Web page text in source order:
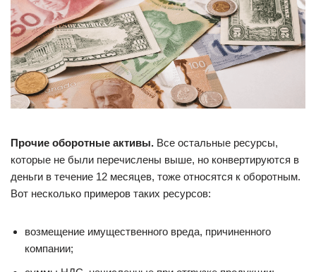
Прочие оборотные активы. Все остальные ресурсы,
которые не были перечислены выше, но конвертируются в
деньги в течение 12 месяцев, тоже относятся к оборотным.
Вот несколько примеров таких ресурсов:
возмещение имущественного вреда, причиненного
компании;